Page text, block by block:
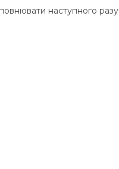
наступного разу